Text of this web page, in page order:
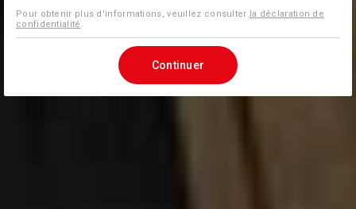
Pour obtenir plus d'informations, veuillez consulter la déclaration de
confidentialité .
Continuer